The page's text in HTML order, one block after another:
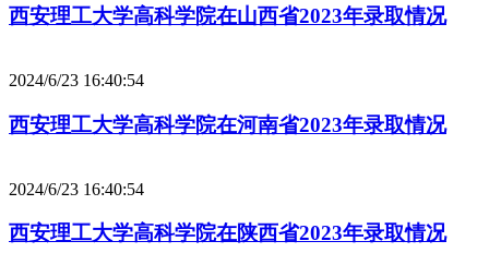
西安理工大学高科学院在山西省2023年录取情况
2024/6/23 16:40:54
西安理工大学高科学院在河南省2023年录取情况
2024/6/23 16:40:54
西安理工大学高科学院在陕西省2023年录取情况